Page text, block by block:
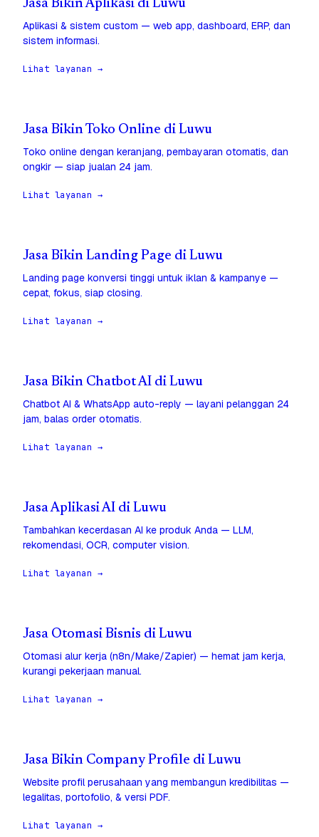
Jasa Bikin Aplikasi di Luwu
Aplikasi & sistem custom — web app, dashboard, ERP, dan
sistem informasi.
Lihat layanan →
Jasa Bikin Toko Online di Luwu
Toko online dengan keranjang, pembayaran otomatis, dan
ongkir — siap jualan 24 jam.
Lihat layanan →
Jasa Bikin Landing Page di Luwu
Landing page konversi tinggi untuk iklan & kampanye —
cepat, fokus, siap closing.
Lihat layanan →
Jasa Bikin Chatbot AI di Luwu
Chatbot AI & WhatsApp auto-reply — layani pelanggan 24
jam, balas order otomatis.
Lihat layanan →
Jasa Aplikasi AI di Luwu
Tambahkan kecerdasan AI ke produk Anda — LLM,
rekomendasi, OCR, computer vision.
Lihat layanan →
Jasa Otomasi Bisnis di Luwu
Otomasi alur kerja (n8n/Make/Zapier) — hemat jam kerja,
kurangi pekerjaan manual.
Lihat layanan →
Jasa Bikin Company Profile di Luwu
Website profil perusahaan yang membangun kredibilitas —
legalitas, portofolio, & versi PDF.
Lihat layanan →